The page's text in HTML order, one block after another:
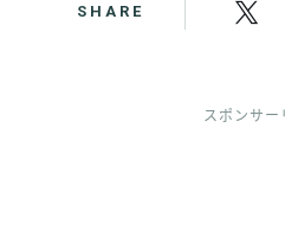
SHARE
スポンサー